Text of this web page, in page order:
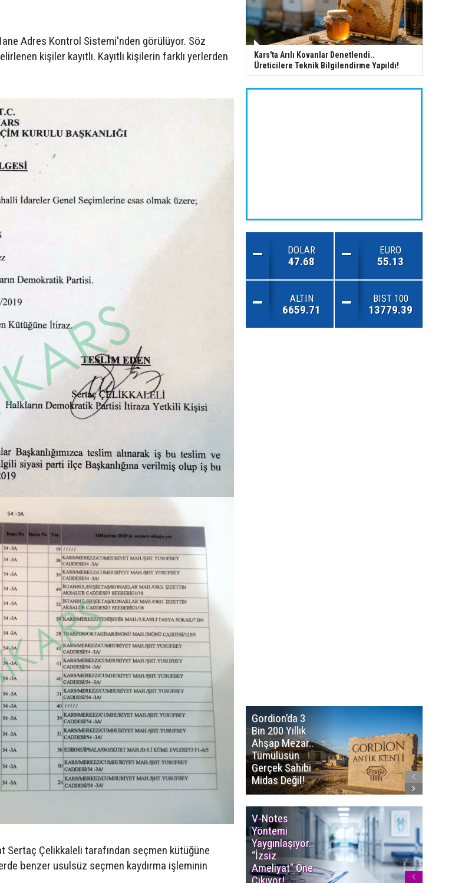
Adres Kontrol Sistemi'nden görülüyor. Söz
kişiler kayıtlı. Kayıtlı kişilerin farklı yerlerden
Sertaç Çelikkaleli tarafından seçmen kütüğüne
benzer usulsüz seçmen kaydırma işleminin
Kars'ta Arılı Kovanlar Denetlendi..
Üreticilere Teknik Bilgilendirme Yapıldı!
DOLAR
47.68
EURO
55.13
ALTIN
6659.71
BIST 100
13779.39
Gordion’da 3
Bin 200 Yıllık
Ahşap Mezar..
Tümülüsün
Gerçek Sahibi
Midas Değil!
V-Notes
Yöntemi
Yaygınlaşıyor..
“İzsiz
Ameliyat” Öne